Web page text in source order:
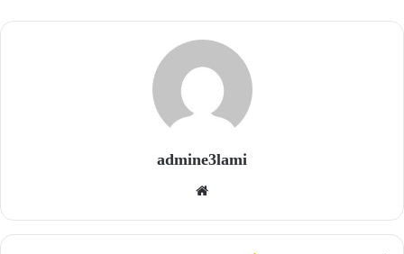
admine3lami